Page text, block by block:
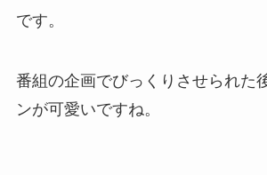
です。
番組の企画でびっくりさせられた
ンが可愛いですね。